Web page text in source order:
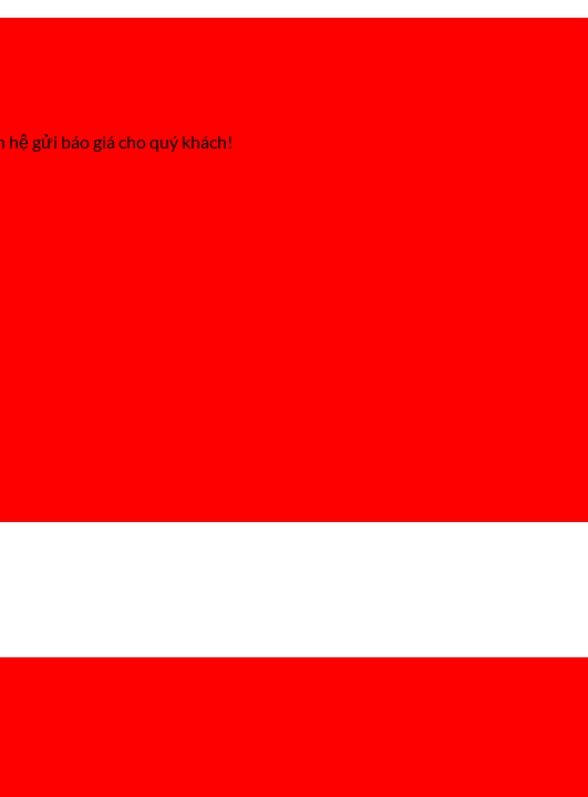
gửi báo giá cho quý khách!